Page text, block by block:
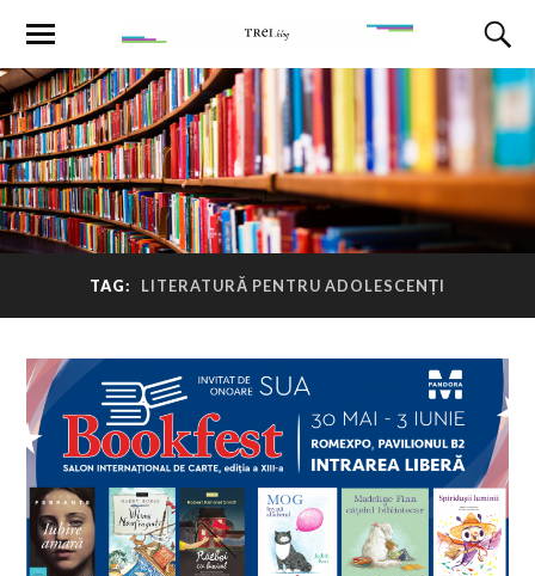
TAG: LITERATURĂ PENTRU ADOLESCENȚI